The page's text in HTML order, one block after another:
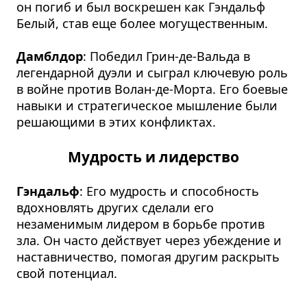
он погиб и был воскрешен как Гэндальф
Белый, став еще более могущественным.
Дамблдор: Победил Грин-де-Вальда в
легендарной дуэли и сыграл ключевую роль
в войне против Волан-де-Морта. Его боевые
навыки и стратегическое мышление были
решающими в этих конфликтах.
Мудрость и лидерство
Гэндальф: Его мудрость и способность
вдохновлять других сделали его
незаменимым лидером в борьбе против
зла. Он часто действует через убеждение и
наставничество, помогая другим раскрыть
свой потенциал.